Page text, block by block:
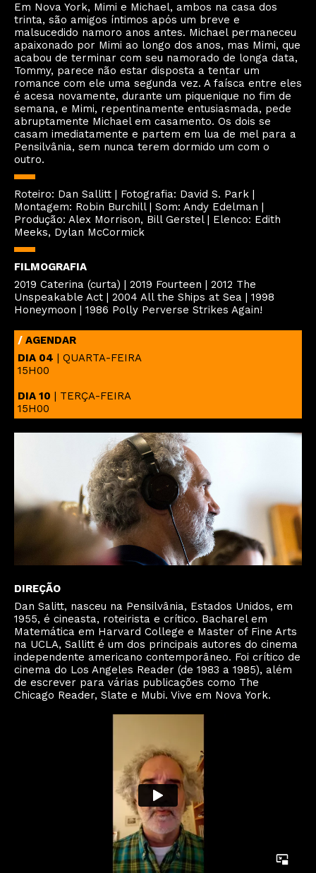
Em Nova York, Mimi e Michael, ambos na casa dos
trinta, são amigos íntimos após um breve e
malsucedido namoro anos antes. Michael permaneceu
apaixonado por Mimi ao longo dos anos, mas Mimi, que
acabou de terminar com seu namorado de longa data,
Tommy, parece não estar disposta a tentar um
romance com ele uma segunda vez. A faísca entre eles
é acesa novamente, durante um piquenique no fim de
semana, e Mimi, repentinamente entusiasmada, pede
abruptamente Michael em casamento. Os dois se
casam imediatamente e partem em lua de mel para a
Pensilvânia, sem nunca terem dormido um com o
outro.
Roteiro: Dan Sallitt | Fotografia: David S. Park |
Montagem: Robin Burchill | Som: Andy Edelman |
Produção: Alex Morrison, Bill Gerstel | Elenco: Edith
Meeks, Dylan McCormick
FILMOGRAFIA
2019 Caterina (curta) | 2019 Fourteen | 2012 The
Unspeakable Act | 2004 All the Ships at Sea | 1998
Honeymoon | 1986 Polly Perverse Strikes Again!
/ AGENDAR
DIA 04 | QUARTA-FEIRA
15H00
DIA 10 | TERÇA-FEIRA
15H00
DIREÇÃO
Dan Salitt, nasceu na Pensilvânia, Estados Unidos, em
1955, é cineasta, roteirista e crítico. Bacharel em
Matemática em Harvard College e Master of Fine Arts
na UCLA, Sallitt é um dos principais autores do cinema
independente americano contemporâneo. Foi crítico de
cinema do Los Angeles Reader (de 1983 a 1985), além
de escrever para várias publicações como The
Chicago Reader, Slate e Mubi. Vive em Nova York.